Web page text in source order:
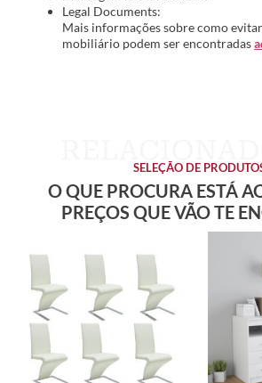
Legal Documents:
Mais informações sobre como
mobiliário podem ser encontradas
SELEÇÃO DE
O QUE PROCURA ESTÁ
PREÇOS QUE VÃO TE